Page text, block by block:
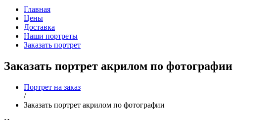
Главная
Цены
Доставка
Наши портреты
Заказать портрет
Заказать портрет акрилом по фотографии
Портрет на заказ
/
Заказать портрет акрилом по фотографии